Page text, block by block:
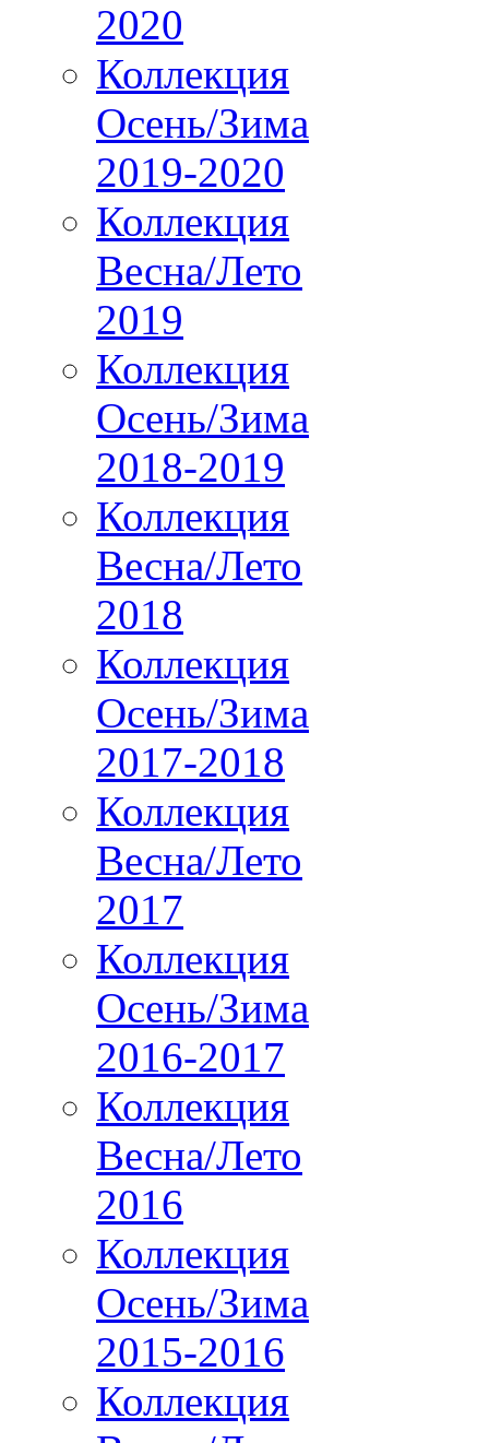
2020
Коллекция
Осень/Зима
2019-2020
Коллекция
Весна/Лето
2019
Коллекция
Осень/Зима
2018-2019
Коллекция
Весна/Лето
2018
Коллекция
Осень/Зима
2017-2018
Коллекция
Весна/Лето
2017
Коллекция
Осень/Зима
2016-2017
Коллекция
Весна/Лето
2016
Коллекция
Осень/Зима
2015-2016
Коллекция